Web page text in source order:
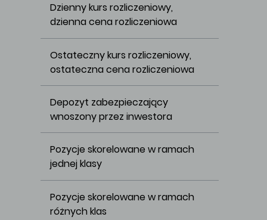
Dzienny kurs rozliczeniowy,
dzienna cena rozliczeniowa
Ostateczny kurs rozliczeniowy,
ostateczna cena rozliczeniowa
Depozyt zabezpieczający
wnoszony przez inwestora
Pozycje skorelowane w ramach
jednej klasy
Pozycje skorelowane w ramach
różnych klas